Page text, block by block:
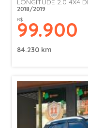
LONGITUDE 2.0 4X4
2018/2019
R$
99.900
84.230 km